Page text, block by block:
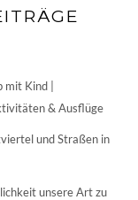
Kind |
& Ausflüge
und Straßen in
unsere Art zu